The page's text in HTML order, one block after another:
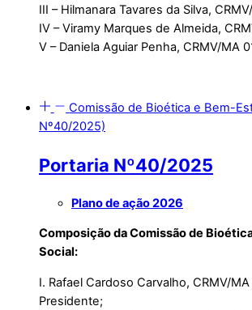
III – Hilmanara Tavares da Silva,
IV – Viramy Marques de Almeida,
V – Daniela Aguiar Penha, CRMV/MA
Comissão de Bioética e Bem-
Nº40/2025)
Portaria Nº40/2025
Plano de ação 2026
Composição da Comissão de
Social:
I. Rafael Cardoso Carvalho, CRMV/
Presidente;